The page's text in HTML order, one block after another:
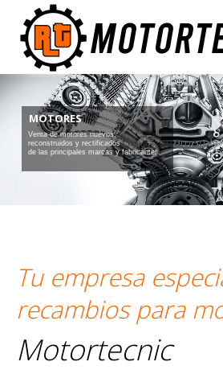
MOTORES
Venta de motores nuevos,
reconstruidos y rectificados
de las principales marcas y fabricantes
Tu empresa
recambios para
Motortecnic